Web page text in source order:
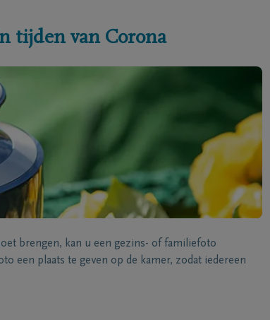
tijden van Corona
brengen, kan u een gezins- of familiefoto
een plaats te geven op de kamer, zodat iedereen